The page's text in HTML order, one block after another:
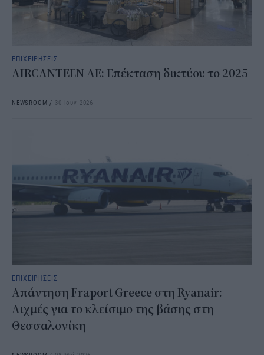
ΕΠΙΧΕΙΡΗΣΕΙΣ
AIRCANTEEN AE: Επέκταση δικτύου το 2025
NEWSROOM / 30 Ιουν 2026
ΕΠΙΧΕΙΡΗΣΕΙΣ
Απάντηση Fraport Greece στη Ryanair:
Αιχμές για το κλείσιμο της βάσης στη
Θεσσαλονίκη